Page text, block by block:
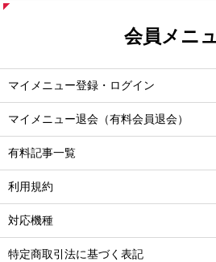
会員メニ
マイメニュー登録・ログイン
マイメニュー退会（有料会員退会）
有料記事一覧
利用規約
対応機種
特定商取引法に基づく表記